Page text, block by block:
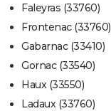
Faleyras (33760)
Frontenac (33760)
Gabarnac (33410)
Gornac (33540)
Haux (33550)
Ladaux (33760)